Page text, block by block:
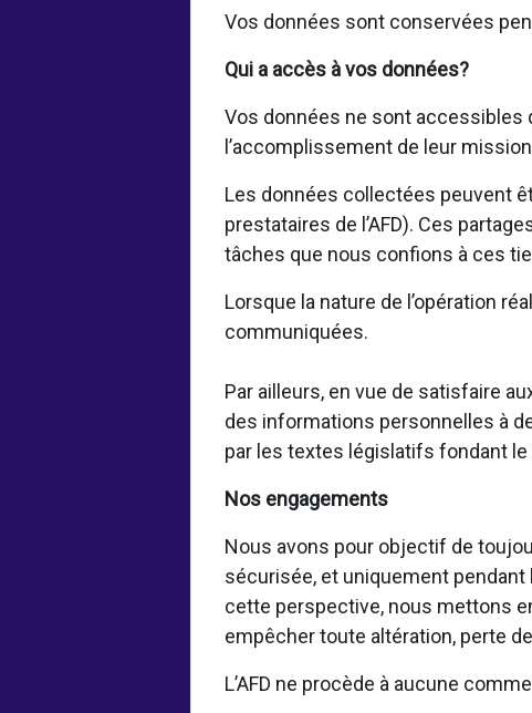
Vos données sont conservées
Qui a accès à vos données?
Vos données ne sont accessibles
l’accomplissement de leur
Les données collectées peuvent
prestataires de l’AFD). Ces
tâches que nous confions à ces
Lorsque la nature de l’opération
communiquées.
Par ailleurs, en vue de satisfaire
des informations personnelles à
par les textes législatifs fondant
Nos engagements
Nous avons pour objectif de
sécurisée, et uniquement pendant
cette perspective, nous mettons
empêcher toute altération, perte
L’AFD ne procède à aucune